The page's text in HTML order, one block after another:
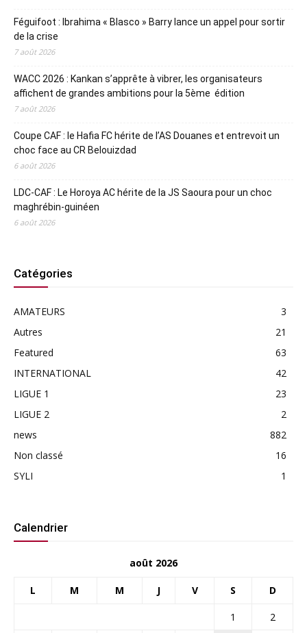
Féguifoot : Ibrahima « Blasco » Barry lance un appel pour sortir
de la crise
7 août 2026
WACC 2026 : Kankan s’apprête à vibrer, les organisateurs
affichent de grandes ambitions pour la 5ème édition
7 août 2026
Coupe CAF : le Hafia FC hérite de l’AS Douanes et entrevoit un
choc face au CR Belouizdad
6 août 2026
LDC-CAF : Le Horoya AC hérite de la JS Saoura pour un choc
maghrébin-guinéen
6 août 2026
Catégories
AMATEURS
3
Autres
21
Featured
63
INTERNATIONAL
42
LIGUE 1
23
LIGUE 2
2
news
882
Non classé
16
SYLI
1
Calendrier
août 2026
L M M J V S D
1
2